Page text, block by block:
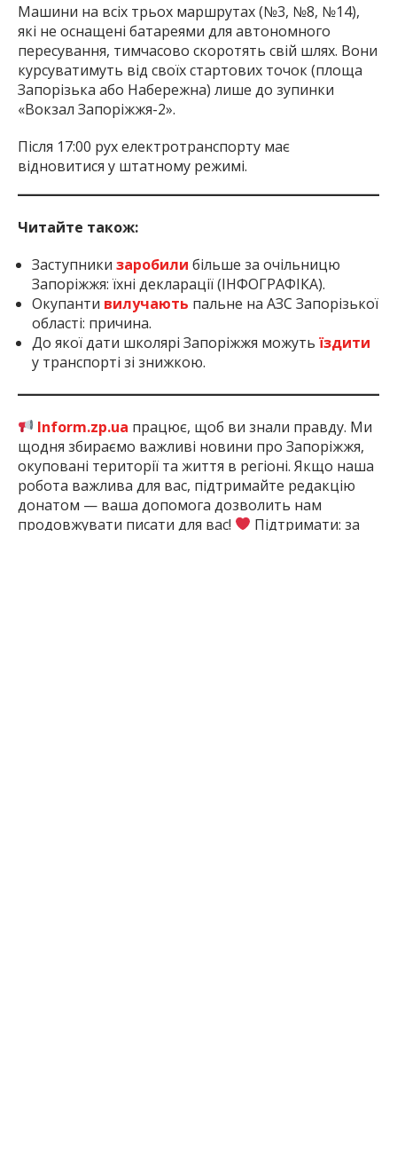
Машини на всіх трьох маршрутах (№3, №8, №14),
які не оснащені батареями для автономного
пересування, тимчасово скоротять свій шлях. Вони
курсуватимуть від своїх стартових точок (площа
Запорізька або Набережна) лише до зупинки
«Вокзал Запоріжжя-2».
Після 17:00 рух електротранспорту має
відновитися у штатному режимі.
Читайте також:
Заступники заробили більше за очільницю
Запоріжжя: їхні декларації (ІНФОГРАФІКА).
Окупанти вилучають пальне на АЗС Запорізької
області: причина.
До якої дати школярі Запоріжжя можуть їздити
у транспорті зі знижкою.
Inform.zp.ua працює, щоб ви знали правду. Ми
щодня збираємо важливі новини про Запоріжжя,
окуповані території та життя в регіоні. Якщо наша
робота важлива для вас, підтримайте редакцію
донатом — ваша допомога дозволить нам
продовжувати писати для вас!
Підтримати: за